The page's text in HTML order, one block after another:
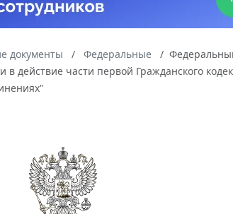
документы Федеральные
действие части первой Гражданского